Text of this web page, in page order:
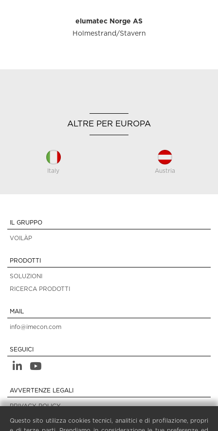
elumatec Norge AS
Holmestrand/Stavern
ALTRE PER EUROPA
Italy Austria
IL GRUPPO
VOILÀP
PRODOTTI
SOLUZIONI
RICERCA PRODOTTI
MAIL
info@imecon.com
SEGUICI
AVVERTENZE LEGALI
PRIVACY POLICY
COMPLIANCE
Questo sito utilizza cookies tecnici, analitici e di profilazione, propri